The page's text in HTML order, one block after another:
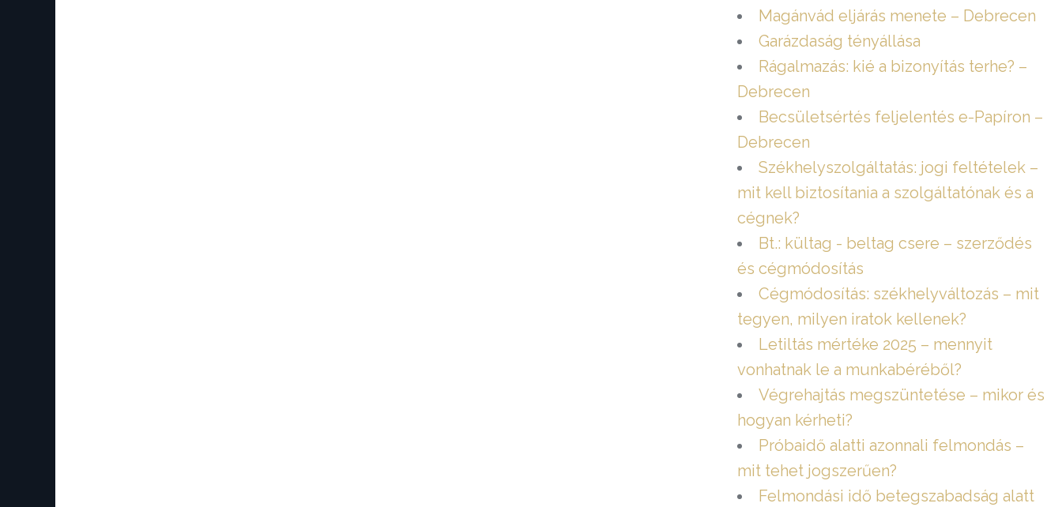
Magánvád eljárás menete – Debrecen
Garázdaság tényállása
Rágalmazás: kié a bizonyítás terhe? –
Debrecen
Becsületsértés feljelentés e-Papíron –
Debrecen
Székhelyszolgáltatás: jogi feltételek –
mit kell biztosítania a szolgáltatónak és a
cégnek?
Bt.: kültag - beltag csere – szerződés
és cégmódosítás
Cégmódosítás: székhelyváltozás – mit
tegyen, milyen iratok kellenek?
Letiltás mértéke 2025 – mennyit
vonhatnak le a munkabéréből?
Végrehajtás megszüntetése – mikor és
hogyan kérheti?
Próbaidő alatti azonnali felmondás –
mit tehet jogszerűen?
Felmondási idő betegszabadság alatt